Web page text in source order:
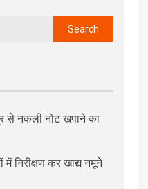
से नकली नोट खपाने का
में निरीक्षण कर खाद्य नमूने